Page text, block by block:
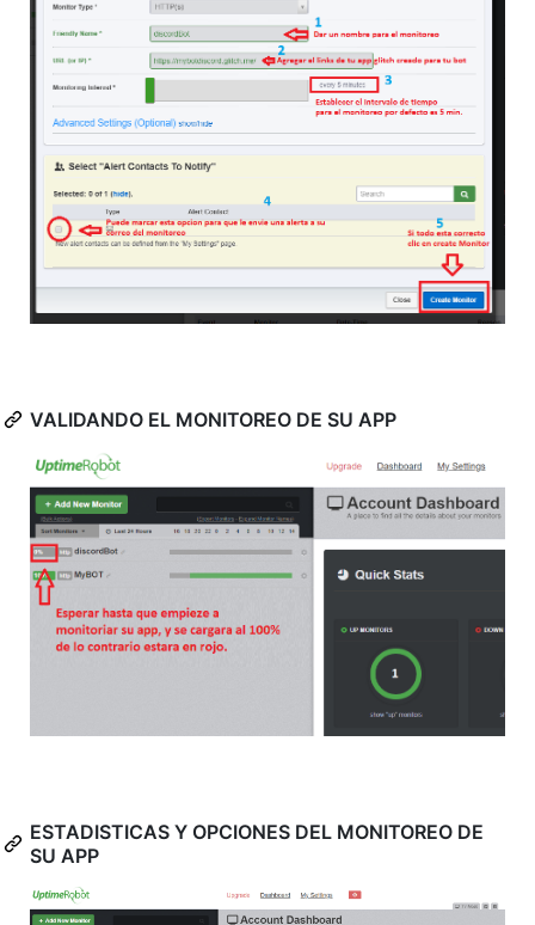
VALIDANDO EL MONITOREO DE SU APP
ESTADISTICAS Y OPCIONES DEL MONITOREO DE
SU APP